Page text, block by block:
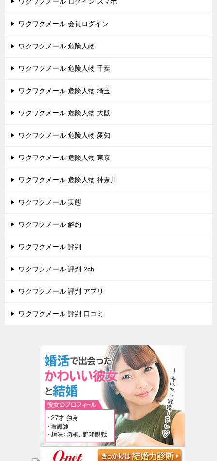
ワクワクメール 会員ログイン
ワクワクメール 危険人物
ワクワクメール 危険人物 千葉
ワクワクメール 危険人物 埼玉
ワクワクメール 危険人物 大阪
ワクワクメール 危険人物 愛知
ワクワクメール 危険人物 東京
ワクワクメール 危険人物 神奈川
ワクワクメール 実態
ワクワクメール 解約
ワクワクメール 評判
ワクワクメール 評判 2ch
ワクワクメール 評判 アプリ
ワクワクメール 評判 口コミ